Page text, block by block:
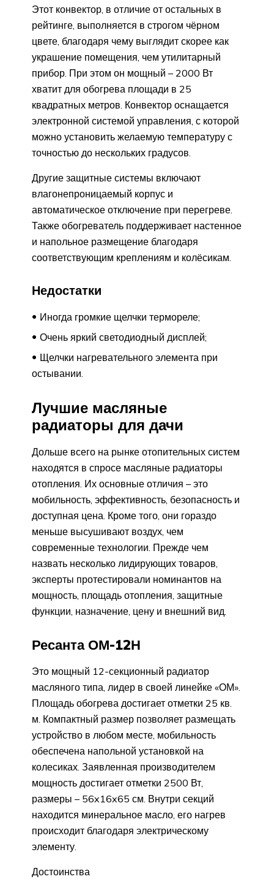
Этот конвектор, в отличие от остальных в
рейтинге, выполняется в строгом чёрном
цвете, благодаря чему выглядит скорее как
украшение помещения, чем утилитарный
прибор. При этом он мощный – 2000 Вт
хватит для обогрева площади в 25
квадратных метров. Конвектор оснащается
электронной системой управления, с которой
можно установить желаемую температуру с
точностью до нескольких градусов.
Другие защитные системы включают
влагонепроницаемый корпус и
автоматическое отключение при перегреве.
Также обогреватель поддерживает настенное
и напольное размещение благодаря
соответствующим креплениям и колёсикам.
Недостатки
Иногда громкие щелчки термореле;
Очень яркий светодиодный дисплей;
Щелчки нагревательного элемента при
остывании.
Лучшие масляные
радиаторы для дачи
Дольше всего на рынке отопительных систем
находятся в спросе масляные радиаторы
отопления. Их основные отличия – это
мобильность, эффективность, безопасность и
доступная цена. Кроме того, они гораздо
меньше высушивают воздух, чем
современные технологии. Прежде чем
назвать несколько лидирующих товаров,
эксперты протестировали номинантов на
мощность, площадь отопления, защитные
функции, назначение, цену и внешний вид.
Ресанта ОМ-12Н
Это мощный 12-секционный радиатор
масляного типа, лидер в своей линейке «ОМ».
Площадь обогрева достигает отметки 25 кв.
м. Компактный размер позволяет размещать
устройство в любом месте, мобильность
обеспечена напольной установкой на
колесиках. Заявленная производителем
мощность достигает отметки 2500 Вт,
размеры – 56x16x65 см. Внутри секций
находится минеральное масло, его нагрев
происходит благодаря электрическому
элементу.
Достоинства